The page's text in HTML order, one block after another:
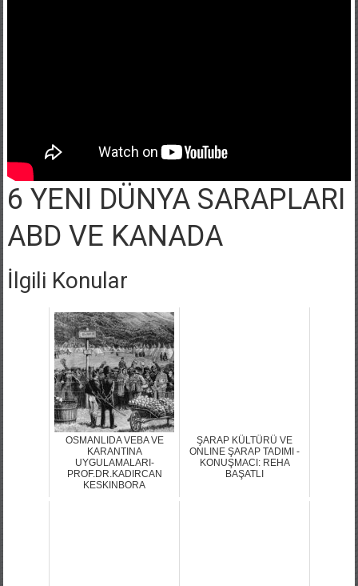
6 YENI DÜNYA SARAPLARI
ABD VE KANADA
İlgili Konular
OSMANLIDA VEBA VE
KARANTINA
UYGULAMALARI-
PROF.DR.KADIRCAN
KESKINBORA
ŞARAP KÜLTÜRÜ VE
ONLINE ŞARAP TADIMI -
KONUŞMACI: REHA
BAŞATLI